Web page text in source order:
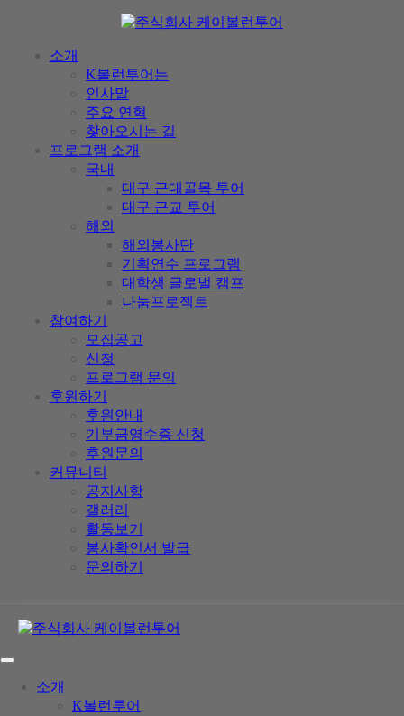
소개
K볼런투어는
인사말
주요 연혁
찾아오시는 길
프로그램 소개
국내
대구 근대골목 투어
대구 근교 투어
해외
해외봉사단
기획연수 프로그램
대학생 글로벌 캠프
나눔프로젝트
참여하기
모집공고
신청
프로그램 문의
후원하기
후원안내
기부금영수증 신청
후원문의
커뮤니티
공지사항
갤러리
활동보기
봉사확인서 발급
문의하기
소개
K볼런투어